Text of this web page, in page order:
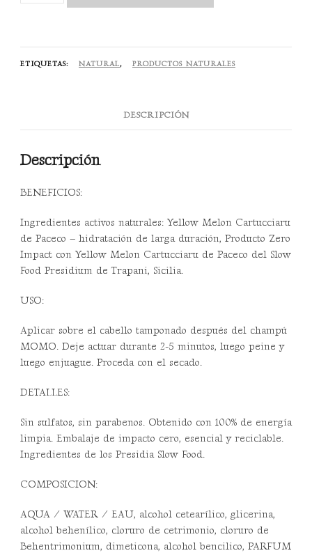
ETIQUETAS: NATURAL, PRODUCTOS NATURALES
DESCRIPCIÓN
Descripción
BENEFICIOS:
Ingredientes activos naturales: Yellow Melon Cartucciaru
de Paceco – hidratación de larga duración, Producto Zero
Impact con Yellow Melon Cartucciaru de Paceco del Slow
Food Presidium de Trapani, Sicilia.
USO:
Aplicar sobre el cabello tamponado después del champú
MOMO. Deje actuar durante 2-5 minutos, luego peine y
luego enjuague. Proceda con el secado.
DETALLES:
Sin sulfatos, sin parabenos. Obtenido con 100% de energía
limpia. Embalaje de impacto cero, esencial y reciclable.
Ingredientes de los Presidia Slow Food.
COMPOSICION:
AQUA / WATER / EAU, alcohol cetearílico, glicerina,
alcohol behenílico, cloruro de cetrimonio, cloruro de
Behentrimonium, dimeticona, alcohol bencilico, PARFUM